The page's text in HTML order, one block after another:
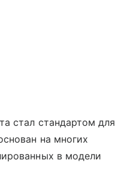
стал стандартом для
на многих
в модели